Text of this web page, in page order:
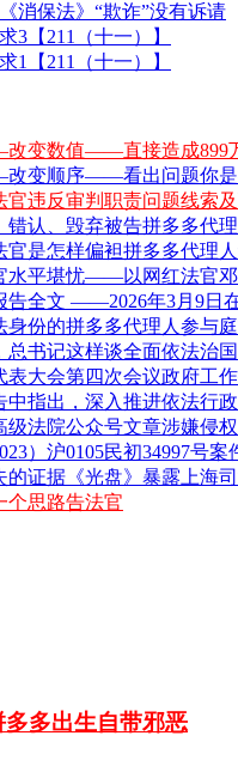
消保法》“欺诈”没有诉请
3【211（十一）】
1【211（十一）】
变数值——直接造成899
变顺序——看出问题你是
官违反审判职责问题线索
错认、毁弃被告拼多多代
官是怎样偏袒拼多多代理
水平堪忧——以网红法官
告全文 ——2026年3月9日
身份的拼多多代理人参与
总书记这样谈全面依法治国
表大会第四次会议政府工
中指出，深入推进依法行
级法院公众号文章涉嫌侵
）沪0105民初34997号
的证据《光盘》暴露上海
思路告法官
多出生自带邪恶